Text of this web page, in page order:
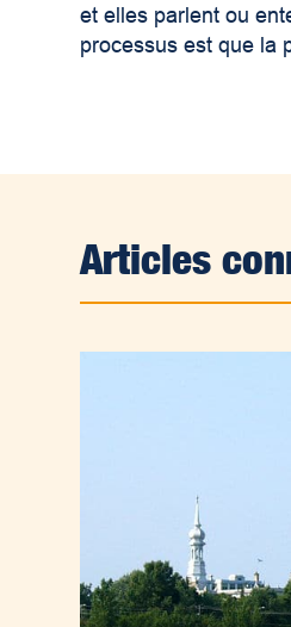
et elles parlent ou
processus est que la
Articles